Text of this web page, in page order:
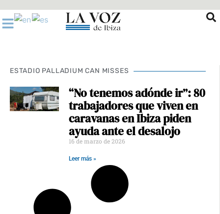
al
contenido
ESTADIO PALLADIUM CAN MISSES
“No tenemos adónde ir”: 80
trabajadores que viven en
caravanas en Ibiza piden
ayuda ante el desalojo
16 de marzo de 2026
Leer más »